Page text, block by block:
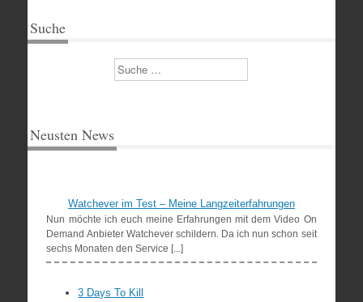
Suche
Suchen
Neusten News
Watchever im Test – Meine Langzeiterfahrungen
Nun möchte ich euch meine Erfahrungen mit dem Video On
Demand Anbieter Watchever schildern. Da ich nun schon seit
sechs Monaten den Service [...]
3 Days To Kill